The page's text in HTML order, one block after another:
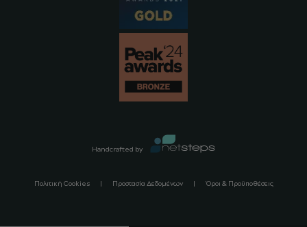
Πολιτική Cookies Προστασία Δεδομένων Όροι & Προϋποθέσεις
Handcrafted by